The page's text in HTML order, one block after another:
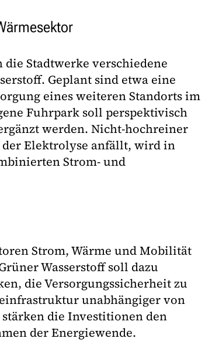
Stadtwerke verschiedene
Geplant sind etwa eine
eines weiteren Standorts im
Fuhrpark soll perspektivisch
werden. Nicht-hochreiner
der Elektrolyse anfällt, wird in
Strom- und
Strom, Wärme und Mobilität
Wasserstoff soll dazu
die Versorgungssicherheit zu
unabhängiger von
die Investitionen den
der Energiewende.